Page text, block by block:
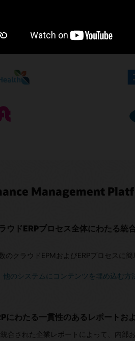
Planningのお客様事例
クすると、さまざまな業界の企業が、
Management
ウドERPプロセス全体にわたる統
のクラウドEPMおよびERPプロセスに簡
のシステムにコンテンツを埋め込む方
にわたる一貫性のあるレポートお
合された企業レポートによって、内部